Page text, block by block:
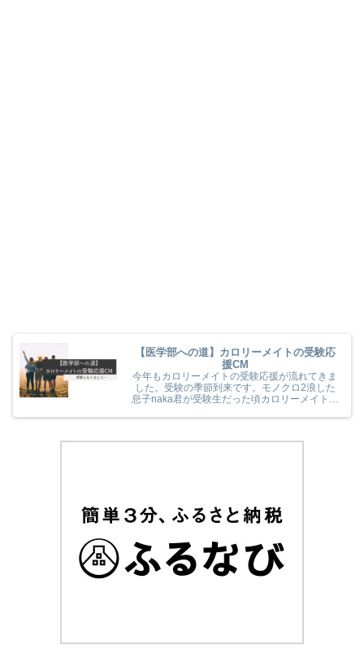
【医学部への道】カロリーメイトの受験応
援CM
今年もカロリーメイトの受験応援が流れてきま
した。受験の季節到来です。モノクロ2浪した
息子naka君が受験生だった頃カロリーメイトの
(^^) 今年のカロリーメイトの受験応援CMも音